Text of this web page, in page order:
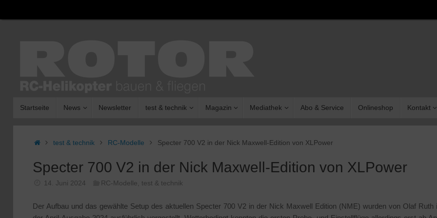
Inhalt
Startseite News Newsletter test & technik Magazin Mediathek Abo & Service Onlineshop Kontakt
Starttest & technik RC-Modelle Specter 700 V2 in der Nick Maxwell-Edition von XLPower
Specter 700 V2 in der Nick Maxwell-Edition von XLPower
14. Juni 2024 RC-Modelle test & technik
Der Aufbau und das gewählte Setup des aktuellen Specter 700 V2 in der Nick Maxwell Edition (NME) wurden von Olaf Ruth